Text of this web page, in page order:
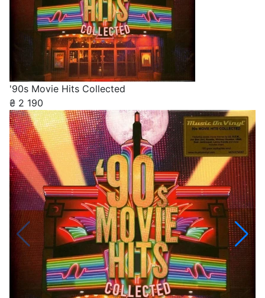
'90s Movie Hits Collected
₴ 2 190